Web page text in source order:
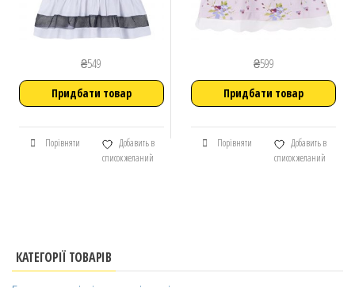
₴549
Придбати товар
Порівняти
Добавить в
список желаний
₴599
Придбати товар
Порівняти
Добавить в
список желаний
КАТЕГОРІЇ ТОВАРІВ